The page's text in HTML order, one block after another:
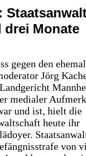
Monate
gegen den
Jörg
medialer
und ist, hielt die
heute ihr
von